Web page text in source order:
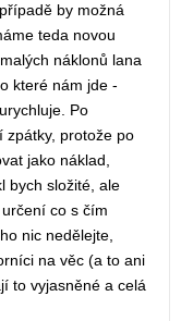
by možná
teda novou
náklonů lana
které nám jde -
Po
zpátky, protože po
jako náklad,
bych složité, ale
co s čím
nic nedělejte,
na věc (a to ani
to vyjasněné a celá